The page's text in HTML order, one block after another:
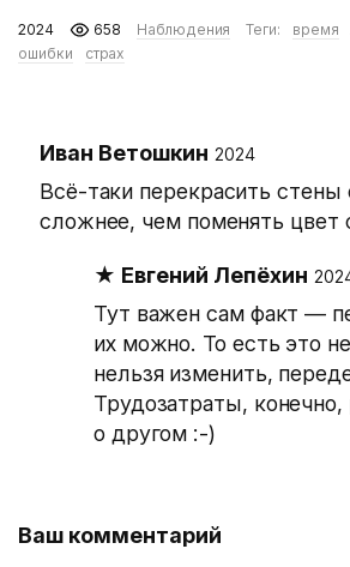
2024 658 Наблюдения Теги: время
ошибки
страх
Иван Ветошкин 2024
Всё-таки перекрасить стены
сложнее, чем поменять цвет
Евгений Лепёхин
Тут важен сам факт —
их можно. То есть это
нельзя изменить,
Трудозатраты,
о другом :-)
Ваш комментарий